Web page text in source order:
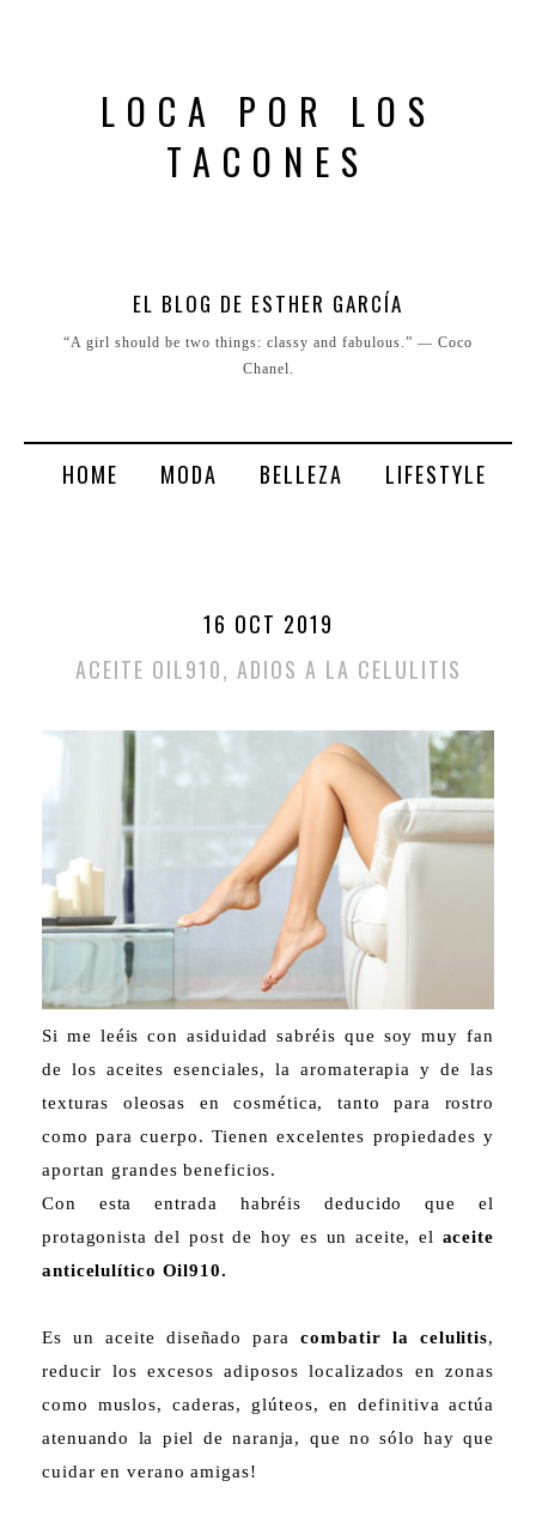
LOCA POR LOS
TACONES
EL BLOG DE ESTHER GARCÍA
“A girl should be two things: classy and fabulous.” ― Coco
Chanel.
HOME MODA BELLEZA LIFESTYLE
16 OCT 2019
ACEITE OIL910, ADIOS A LA CELULITIS
Si me leéis con asiduidad sabréis que soy muy fan
de los aceites esenciales, la aromaterapia y de las
texturas oleosas en cosmética, tanto para rostro
como para cuerpo. Tienen excelentes propiedades y
aportan grandes beneficios.
Con esta entrada habréis deducido que el
protagonista del post de hoy es un aceite, el aceite
anticelulítico Oil910.
Es un aceite diseñado paracombatir la celulitis,
reducir los excesos adiposos localizados en zonas
como muslos, caderas, glúteos, en definitiva actúa
atenuando la piel de naranja, que no sólo hay que
cuidar en verano amigas!